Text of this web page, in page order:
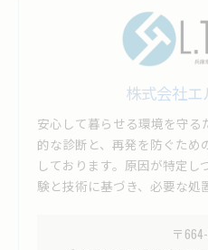
株式会社エ
安心して暮らせる環境を守
的な診断と、再発を防ぐた
しております。原因が特定し
験と技術に基づき、必要な処
〒